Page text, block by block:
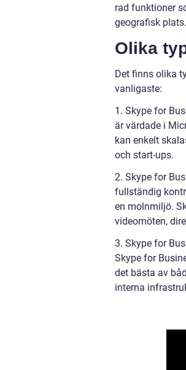
rad funktioner
geografisk plats.
Olika
Det finns olika
vanligaste:
1. Skype for
är värdade i
kan enkelt
och start-ups.
2. Skype for
fullständig
en molnmiljö.
videomöten,
3. Skype for
Skype for
det bästa av
interna